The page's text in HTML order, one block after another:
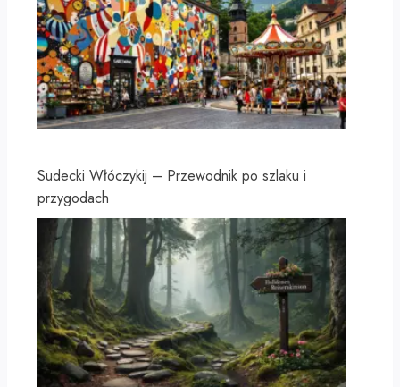
Sudecki Włóczykij – Przewodnik po szlaku i
przygodach